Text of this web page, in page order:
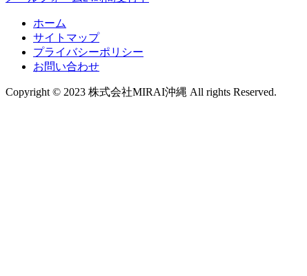
ホーム
サイトマップ
プライバシーポリシー
お問い合わせ
Copyright © 2023 株式会社MIRAI沖縄 All rights Reserved.